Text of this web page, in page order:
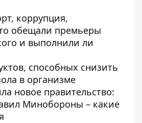
коррупция,
обещали премьеры
и выполнили ли
способных снизить
в организме
новое правительство:
Минобороны – какие